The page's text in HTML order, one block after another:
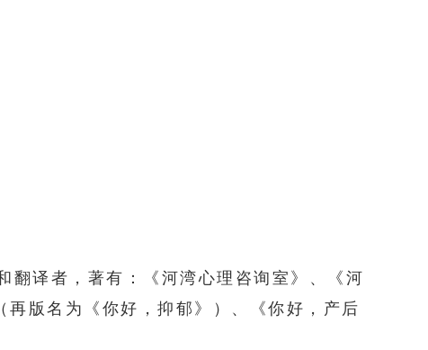
翻译者，著有：《河湾心理咨询室》、《河
版名为《你好，抑郁》）、《你好，产后